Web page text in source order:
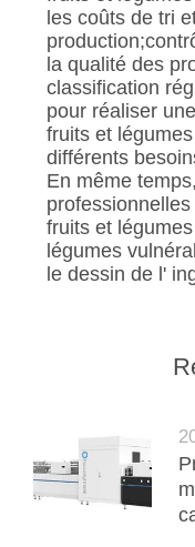
les coûts de tri
la qualité des
classification
pour réaliser
fruits et
différents
En même
fruits et
légumes
le dessin de l'